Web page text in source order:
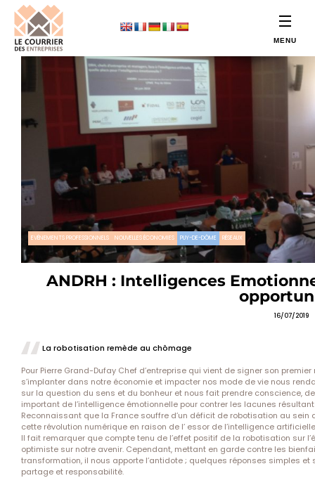
EVÉNEMENTS PROFESSIONNELS NOUVELLES ÉCONOMIES PUY-DE-DÔME RÉSEAUX
ANDRH : Intelligences
16/07/2019
La robotisation remède au chômage
Pour Pierre Grand-Dufay Chef d’entreprise qui vient de signer son
s’implanter dans notre économie et impacter nos mode de vie nous
sur la question du sens et du bonheur et nous fait prendre conscience,
important de l’intelligence émotionnelle pour contrer les lacunes
Reconnaissant que la France souffre d’un déficit de robotisation au
cette révolution numérique en raison de l’ essor de l’intelligence
Il fait remarquer que compte tenu de l’effet positif de la robotisation sur
optimiste sur notre avenir. Cependant, mettant en garde contre les
transformation, il nous apporte l’antidote ; quelques réponses simples
partage et responsabilité.